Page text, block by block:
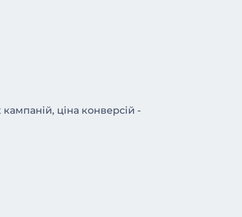
ціна конверсій -